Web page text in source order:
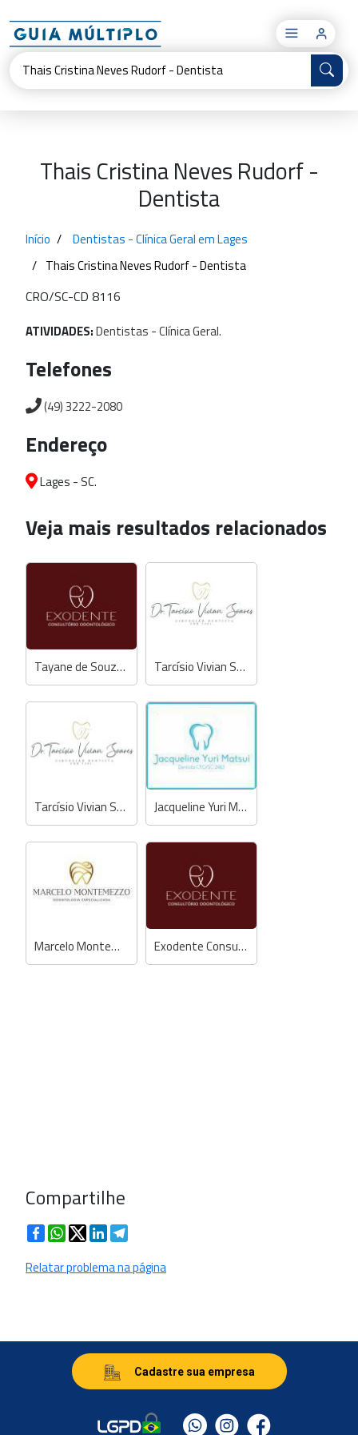
×
Thais Cristina Neves Rudorf -
Dentista
Início
Dentistas - Clínica Geral em Lages
Thais Cristina Neves Rudorf - Dentista
CRO/SC-CD 8116
ATIVIDADES:Dentistas -ClínicaGeral.
Telefones
(49) 3222-2080
Endereço
Lages - SC.
Veja mais resultados relacionados
Tayane de Souza Ferreira - Dentista Tarcísio Vivian Soares - Dentista
Tarcísio Vivian Soares - Dentista Jacqueline Yuri Matsui - Dentista
Marcelo Montemezzo - Dentista Exodente Consultório Odontológico
Compartilhe
FacebookWhatsApp
TwitterLinkedIn
Relatar problema na página
Cadastre sua empresa